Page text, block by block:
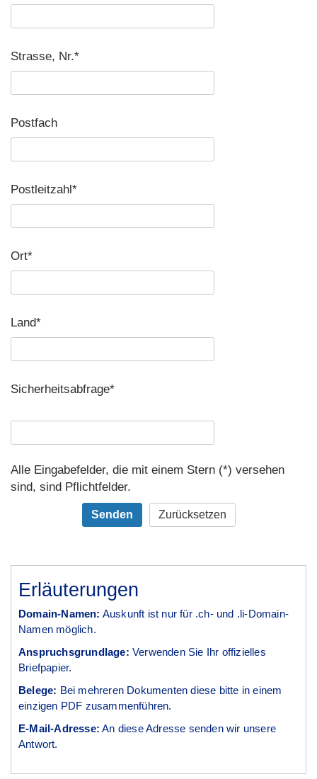
Strasse, Nr.*
Postfach
Postleitzahl*
Ort*
Land*
Sicherheitsabfrage*
Alle Eingabefelder, die mit einem Stern (*) versehen
sind, sind Pflichtfelder.
Erläuterungen
Domain-Namen: Auskunft ist nur für .ch- und .li-Domain-
Namen möglich.
Anspruchsgrundlage: Verwenden Sie Ihr offizielles
Briefpapier.
Belege: Bei mehreren Dokumenten diese bitte in einem
einzigen PDF zusammenführen.
E-Mail-Adresse: An diese Adresse senden wir unsere
Antwort.